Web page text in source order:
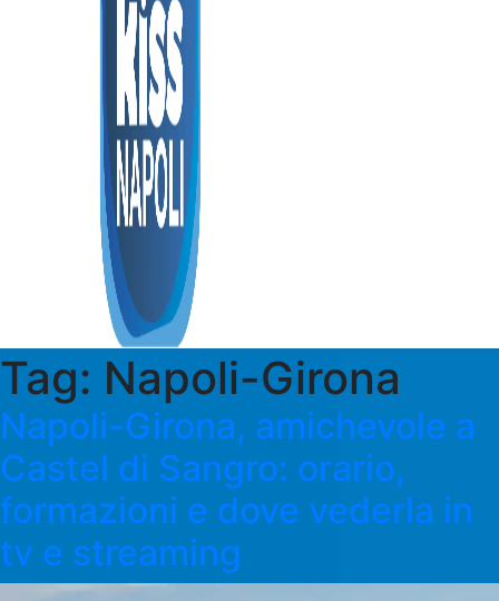
Tag: Napoli-Girona
Napoli-Girona, amichevole a
Castel di Sangro: orario,
formazioni e dove vederla in
tv e streaming